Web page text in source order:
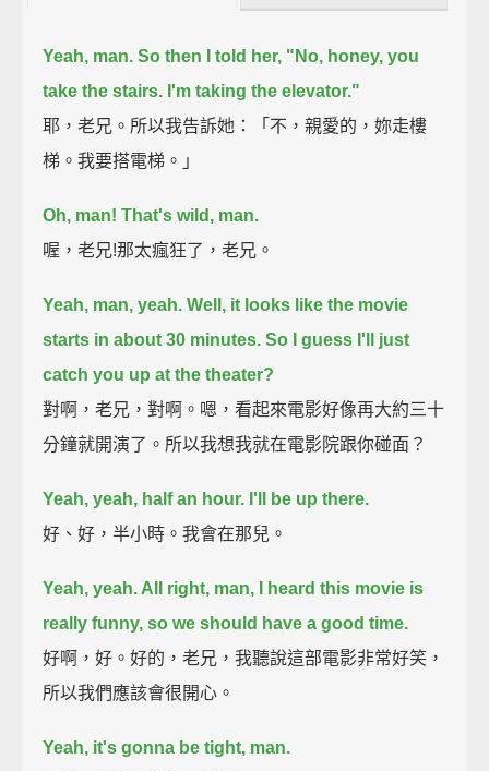
Yeah, man. So then I told her, "No, honey, you
take the stairs. I'm taking the elevator."
耶，老兄。所以我告訴她：「不，親愛的，妳走樓
梯。我要搭電梯。」
Oh, man! That's wild, man.
喔，老兄!那太瘋狂了，老兄。
Yeah, man, yeah. Well, it looks like the movie
starts in about 30 minutes. So I guess I'll just
catch you up at the theater?
對啊，老兄，對啊。嗯，看起來電影好像再大約三十
分鐘就開演了。所以我想我就在電影院跟你碰面？
Yeah, yeah, half an hour. I'll be up there.
好、好，半小時。我會在那兒。
Yeah, yeah. All right, man, I heard this movie is
really funny, so we should have a good time.
好啊，好。好的，老兄，我聽說這部電影非常好笑，
所以我們應該會很開心。
Yeah, it's gonna be tight, man.